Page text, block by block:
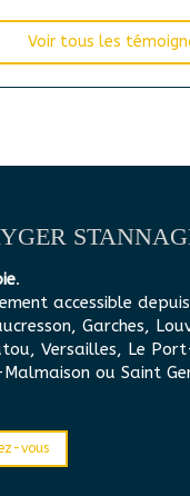
Voir tous les
.
accessible
Garches,
Versailles, Le
ou Saint
vous